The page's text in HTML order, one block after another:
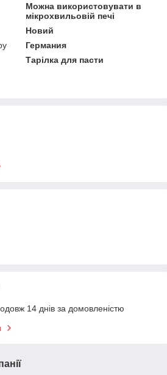
Можна використовувати в
мікрохвильовій печі
Новий
Германия
Тарілка для пасти
14 днів за домовленістю